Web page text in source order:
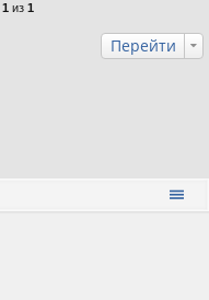
1 из 1
Перейти